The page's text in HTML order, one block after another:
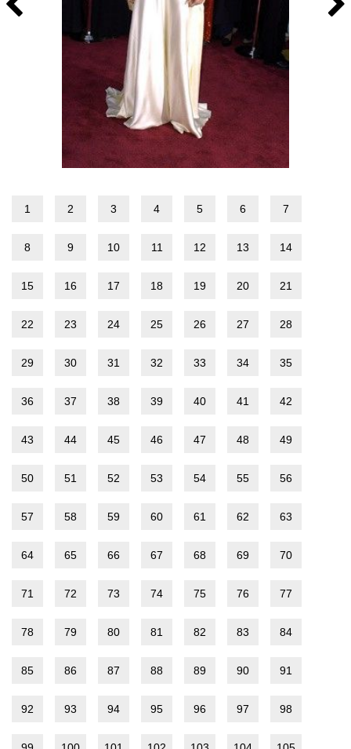
1 2 3 4 5 6 7
8 9 10 11 12 13 14
15 16 17 18 19 20 21
22 23 24 25 26 27 28
29 30 31 32 33 34 35
36 37 38 39 40 41 42
43 44 45 46 47 48 49
50 51 52 53 54 55 56
57 58 59 60 61 62 63
64 65 66 67 68 69 70
71 72 73 74 75 76 77
78 79 80 81 82 83 84
85 86 87 88 89 90 91
92 93 94 95 96 97 98